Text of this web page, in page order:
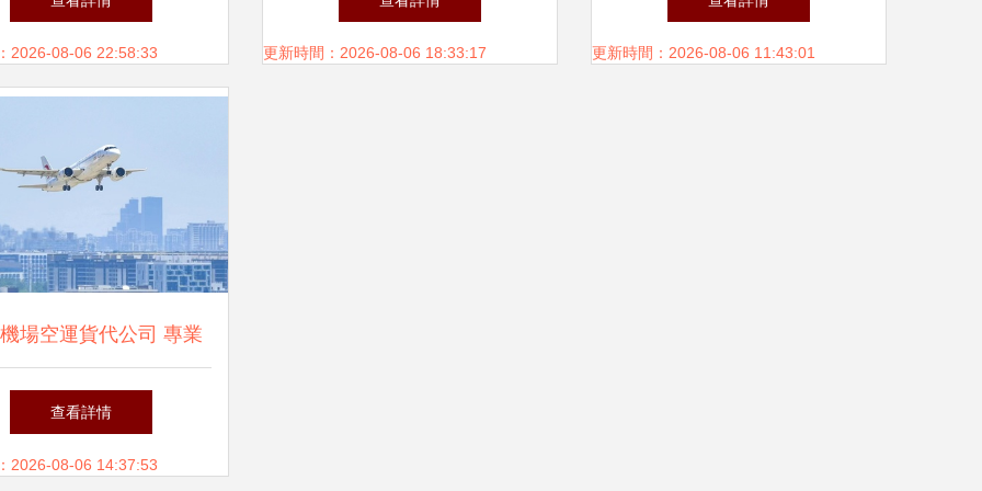
2026-08-06 22:58:33 更新時間：2026-08-06 18:33:17 紅利
更新時間：2026-08-06 11:43:01
場空運貨代公司 專業
輸能力與全方位貨運代
理服務
查看詳情
2026-08-06 14:37:53